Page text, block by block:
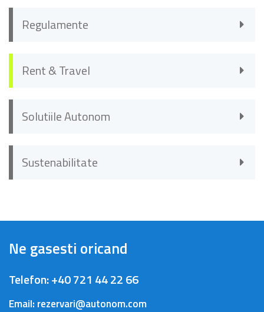
Regulamente
Rent & Travel
Solutiile Autonom
Sustenabilitate
Ne gasesti oricand
Telefon:+40 721 44 22 66
Email: rezervari@autonom.com